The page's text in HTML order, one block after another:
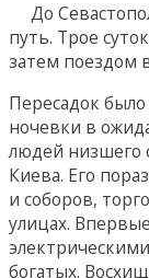
До
путь. Трое
затем поездом
Пересадок
ночевки в
людей низшего
Киева. Его
и соборов,
улицах.
богатых.